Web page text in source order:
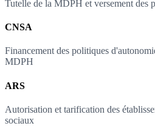
Tutelle de la MDPH et versement des
CNSA
Financement des politiques
MDPH
ARS
Autorisation et tarification des
sociaux